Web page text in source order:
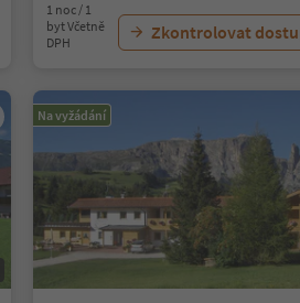
1 noc / 1
byt Včetně
DPH
Zkontrolovat
Na vyžádání